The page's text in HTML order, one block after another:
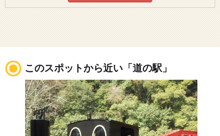
このスポットから近い「道の駅」